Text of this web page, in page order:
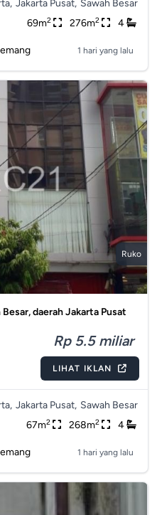
Jakarta Pusat, Sawah Besar
69m2 276m2 4
1 hari yang lalu
Ruko
daerah Jakarta Pusat
Rp 5.5 miliar
LIHAT IKLAN
Jakarta Pusat, Sawah Besar
67m2 268m2 4
1 hari yang lalu